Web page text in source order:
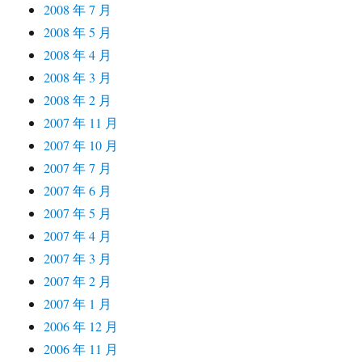
2008 年 7 月
2008 年 5 月
2008 年 4 月
2008 年 3 月
2008 年 2 月
2007 年 11 月
2007 年 10 月
2007 年 7 月
2007 年 6 月
2007 年 5 月
2007 年 4 月
2007 年 3 月
2007 年 2 月
2007 年 1 月
2006 年 12 月
2006 年 11 月